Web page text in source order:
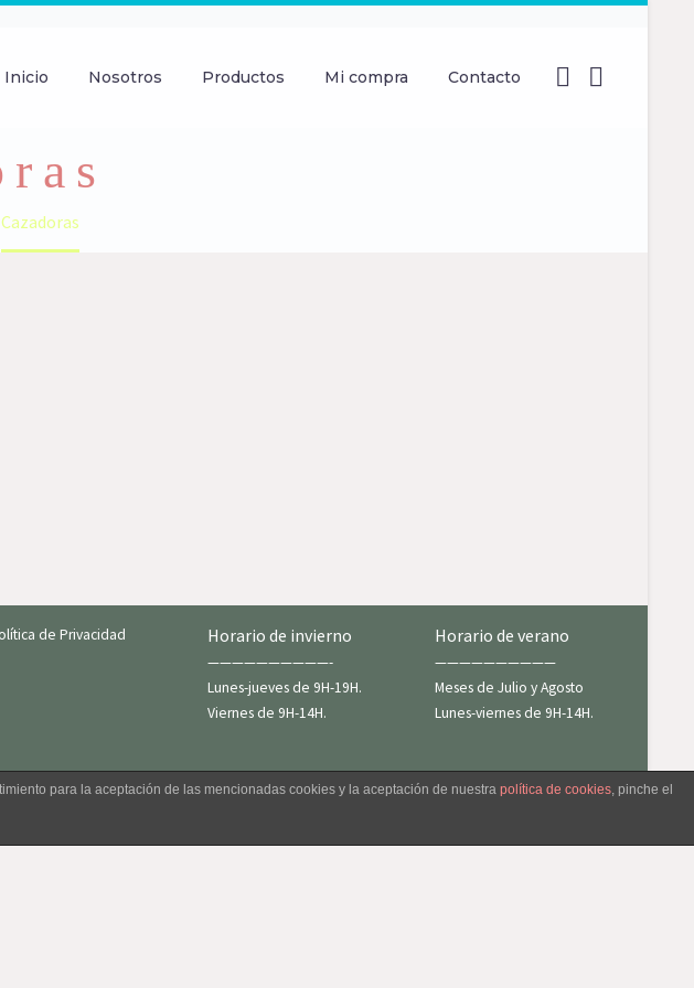
Inicio Nosotros Productos Mi compra Contacto
Cazadoras
de Privacidad Horario de invierno
——————————-
Lunes-jueves de 9H-19H.
Viernes de 9H-14H.
Horario de verano
——————————
Meses de Julio y Agosto
Lunes-viernes de 9H-14H.
para la aceptación de las mencionadas cookies y la aceptación de nuestra política de cookies , pinche el